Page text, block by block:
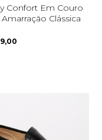
Confort Em Couro
Clássica